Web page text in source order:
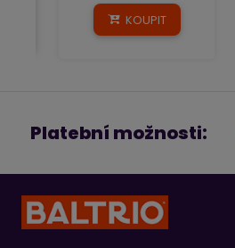
KOUPIT
Platební možnosti: